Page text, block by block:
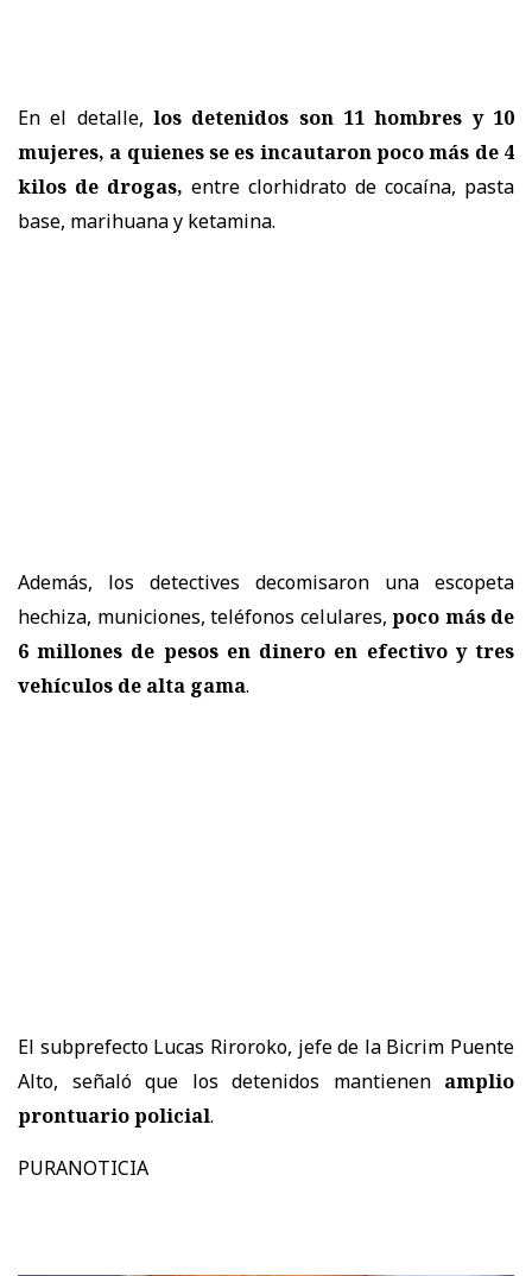
En el detalle, los detenidos son 11 hombres y 10
mujeres, a quienes se es incautaron poco más de 4
kilos de drogas, entre clorhidrato de cocaína, pasta
base, marihuana y ketamina.
Además, los detectives decomisaron una escopeta
hechiza, municiones, teléfonos celulares, poco más de
6 millones de pesos en dinero en efectivo y tres
vehículos de alta gama.
El subprefecto Lucas Riroroko, jefe de la Bicrim Puente
Alto, señaló que los detenidos mantienen amplio
prontuario policial.
PURANOTICIA